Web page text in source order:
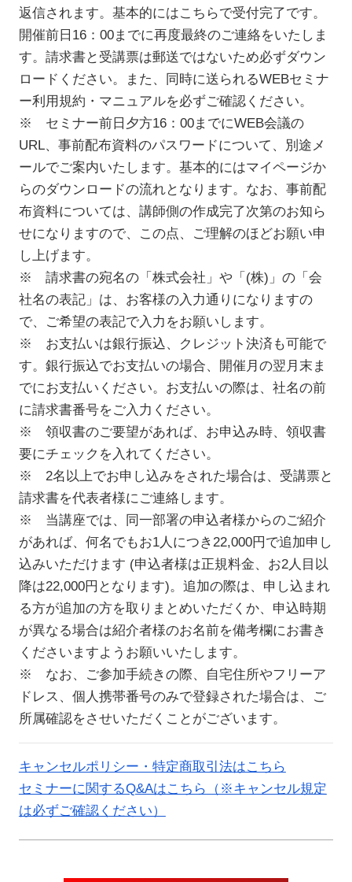
返信されます。基本的にはこちらで受付完了です。
開催前日16：00までに再度最終のご連絡をいたしま
す。請求書と受講票は郵送ではないため必ずダウン
ロードください。また、同時に送られるWEBセミナ
ー利用規約・マニュアルを必ずご確認ください。
※ セミナー前日夕方16：00までにWEB会議の
URL、事前配布資料のパスワードについて、別途メ
ールでご案内いたします。基本的にはマイページか
らのダウンロードの流れとなります。なお、事前配
布資料については、講師側の作成完了次第のお知ら
せになりますので、この点、ご理解のほどお願い申
し上げます。
※ 請求書の宛名の「株式会社」や「(株)」の「会
社名の表記」は、お客様の入力通りになりますの
で、ご希望の表記で入力をお願いします。
※ お支払いは銀行振込、クレジット決済も可能で
す。銀行振込でお支払いの場合、開催月の翌月末ま
でにお支払いください。お支払いの際は、社名の前
に請求書番号をご入力ください。
※ 領収書のご要望があれば、お申込み時、領収書
要にチェックを入れてください。
※ 2名以上でお申し込みをされた場合は、受講票と
請求書を代表者様にご連絡します。
※ 当講座では、同一部署の申込者様からのご紹介
があれば、何名でもお1人につき22,000円で追加申し
込みいただけます (申込者様は正規料金、お2人目以
降は22,000円となります)。追加の際は、申し込まれ
る方が追加の方を取りまとめいただくか、申込時期
が異なる場合は紹介者様のお名前を備考欄にお書き
くださいますようお願いいたします。
※ なお、ご参加手続きの際、自宅住所やフリーア
ドレス、個人携帯番号のみで登録された場合は、ご
所属確認をさせいただくことがございます。
キャンセルポリシー・特定商取引法はこちら
セミナーに関するQ&Aはこちら（※キャンセル規定
は必ずご確認ください）